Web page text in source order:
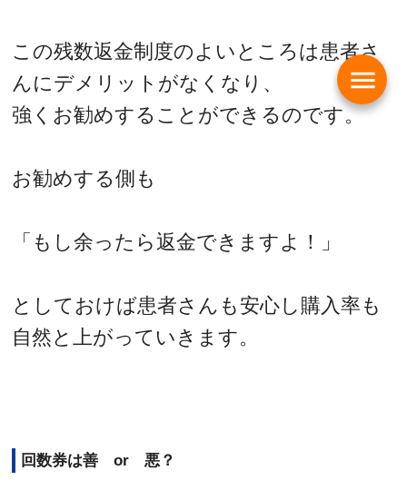
この残数返金制度のよいところは患者さ
んにデメリットがなくなり、
強くお勧めすることができるのです。
お勧めする側も
「もし余ったら返金できますよ！」
としておけば患者さんも安心し購入率も
自然と上がっていきます。
回数券は善 or 悪？
menu